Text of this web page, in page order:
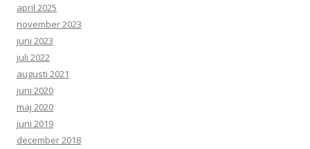
april 2025
november 2023
juni 2023
juli 2022
augusti 2021
juni 2020
maj 2020
juni 2019
december 2018